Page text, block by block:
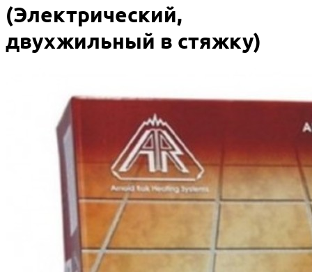
(Электрический,
двухжильный в стяжку)